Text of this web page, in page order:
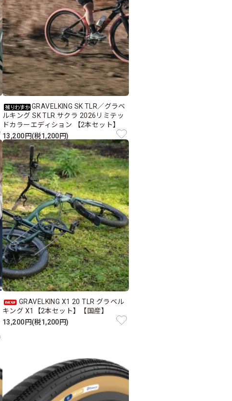
GRAVELKING SK TLR／グラベ
ルキング SK TLR サクラ 2026リミテッ
ドカラーエディション 【2本セット】
13,200円(税1,200円)
GRAVELKING X1 20 TLR グラベル
キング X1【2本セット】【国産】
13,200円(税1,200円)